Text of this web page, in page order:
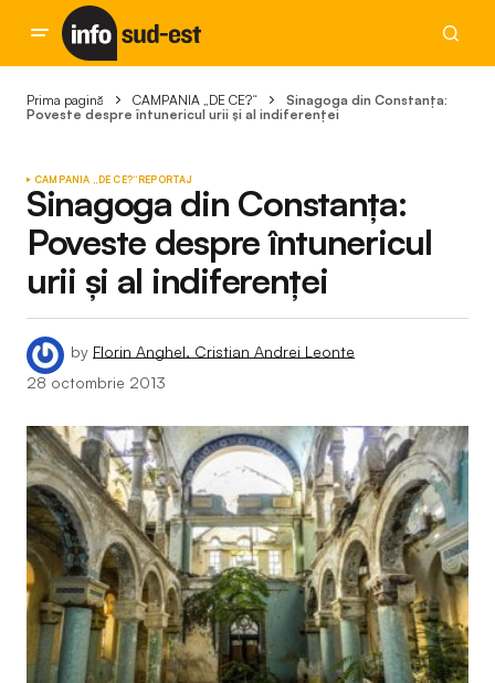
Prima pagină CAMPANIA „DE CE?“
Sinagoga din Constanța:
Poveste despre întunericul urii și al indiferenței
CAMPANIA „DE CE?“REPORTAJ
Sinagoga din Constanța:
Poveste despre întunericul
urii și al indiferenței
by Florin Anghel, Cristian Andrei Leonte
28 octombrie 2013